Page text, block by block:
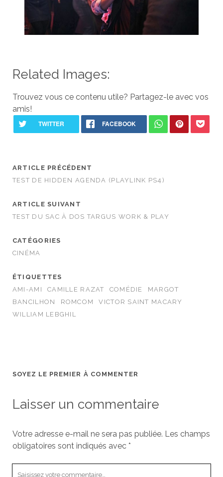
Related Images:
Trouvez vous ce contenu utile? Partagez-le avec vos
amis!
ARTICLE PRÉCÉDENT
TEST DE HIDDEN AGENDA (PLAYLINK PS4)
ARTICLE SUIVANT
TEST DU SAC À DOS TARGUS WORK & PLAY
CATÉGORIES
CINÉMA
ÉTIQUETTES
AMI-AMI
CAMILLE RAZAT COMÉDIE
MARGOT
BANCILHON
ROMCOM
VICTOR SAINT MACARY
WILLIAM LEBGHIL
SOYEZ LE PREMIER À COMMENTER
Laisser un commentaire
Votre adresse e-mail ne sera pas publiée. Les champs
obligatoires sont indiqués avec *